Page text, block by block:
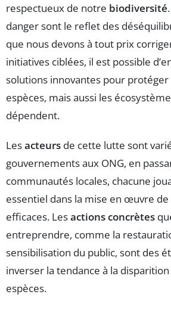
respectueux de notre biodiversité
danger sont le reflet des
que nous devons à tout prix
initiatives ciblées, il est possible
solutions innovantes pour
espèces, mais aussi les
dépendent.
Lesacteurs de cette lutte sont
gouvernements aux ONG, en
communautés locales, chacune
essentiel dans la mise en œuvre
efficaces. Lesactions concrètes
entreprendre, comme la
sensibilisation du public, sont des
inverser la tendance à la
espèces.